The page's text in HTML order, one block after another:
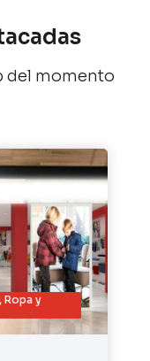
del momento
Ropa y